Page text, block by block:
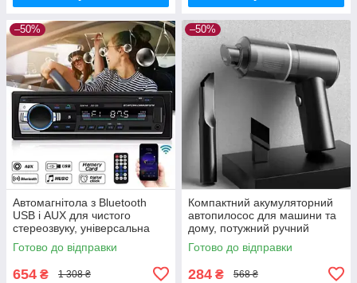
–50%
Автомагнітола з Bluetooth
USB і AUX для чистого
стереозвуку, універсальна
1DIN магнітола з FM і MP3-
плеєром
Готово до відправки
654 ₴ 1 308 ₴
–50%
Компактний акумуляторний
автопилосос для машини та
дому, потужний ручний
пилосос з насадками та
фільтром для прибирання
Готово до відправки
284 ₴ 568 ₴